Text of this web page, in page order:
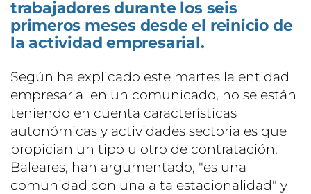
trabajadores durante los seis
primeros meses desde el reinicio de
la actividad empresarial.
Según ha explicado este martes la entidad
empresarial en un comunicado, no se están
teniendo en cuenta características
autonómicas y actividades sectoriales que
propician un tipo u otro de contratación.
Baleares, han argumentado, "es una
comunidad con una alta estacionalidad" y